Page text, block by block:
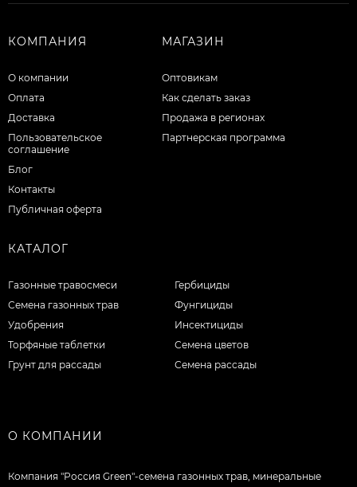
КОМПАНИЯ
О компании
Оплата
Доставка
Пользовательское
соглашение
Блог
Контакты
Публичная оферта
МАГАЗИН
Оптовикам
Как сделать заказ
Продажа в регионах
Партнерская программа
КАТАЛОГ
Газонные травосмеси
Семена газонных трав
Удобрения
Торфяные таблетки
Грунт для рассады
Гербициды
Фунгициды
Инсектициды
Семена цветов
Семена рассады
О КОМПАНИИ
Компания "Россия Green"-семена газонных трав, минеральные